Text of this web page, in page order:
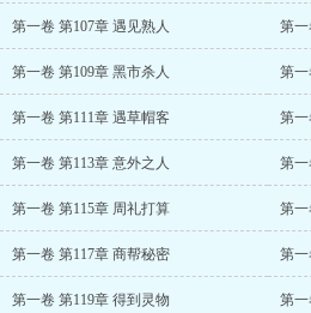
第一卷 第107章 遇见熟人 第一
第一卷 第109章 黑市杀人 第一
第一卷 第111章 遇草帽客 第一
第一卷 第113章 意外之人 第一
第一卷 第115章 周礼打算 第一
第一卷 第117章 商帮秘密 第一
第一卷 第119章 得到灵物 第一